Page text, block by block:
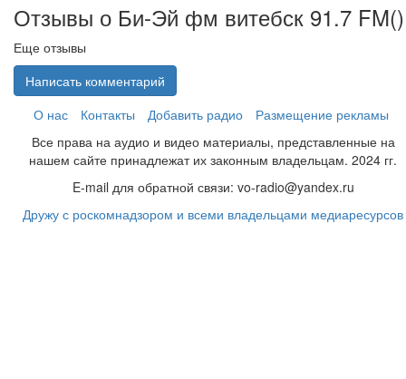
Отзывы о Би-Эй фм витебск 91.7 FM()
Еще отзывы
Написать комментарий
О нас
Контакты Добавить радио
Размещение рекламы
Все права на аудио и видео материалы, представленные на
нашем сайте принадлежат их законным владельцам. 2024 гг.
E-mail для обратной связи: vo-radio@yandex.ru
Дружу с роскомнадзором и всеми владельцами медиаресурсов